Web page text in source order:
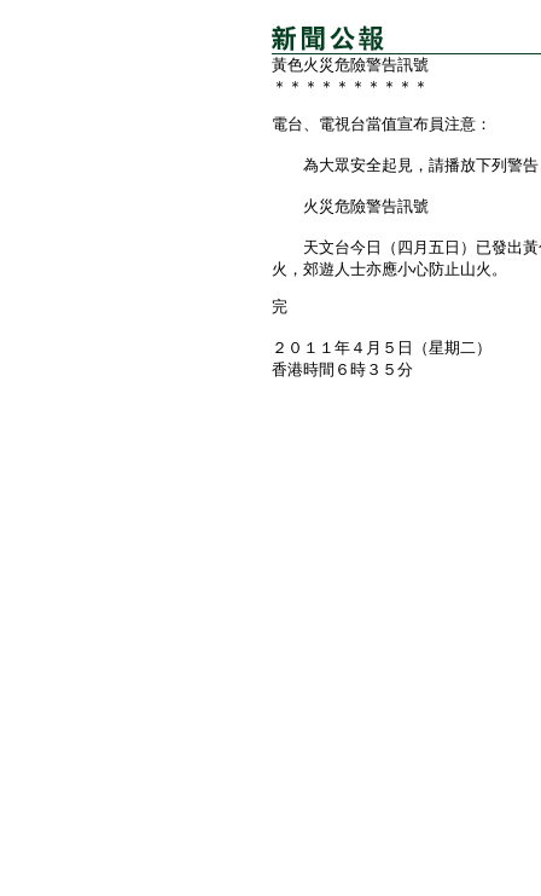
黃色火災危險警告訊號
＊＊＊＊＊＊＊＊＊＊
電台、電視台當值宣布員注意：
為大眾安全起見，請播放下列警告
火災危險警告訊號
天文台今日（四月五日）已發出黃
火，郊遊人士亦應小心防止山火。
完
２０１１年４月５日（星期二）
香港時間６時３５分